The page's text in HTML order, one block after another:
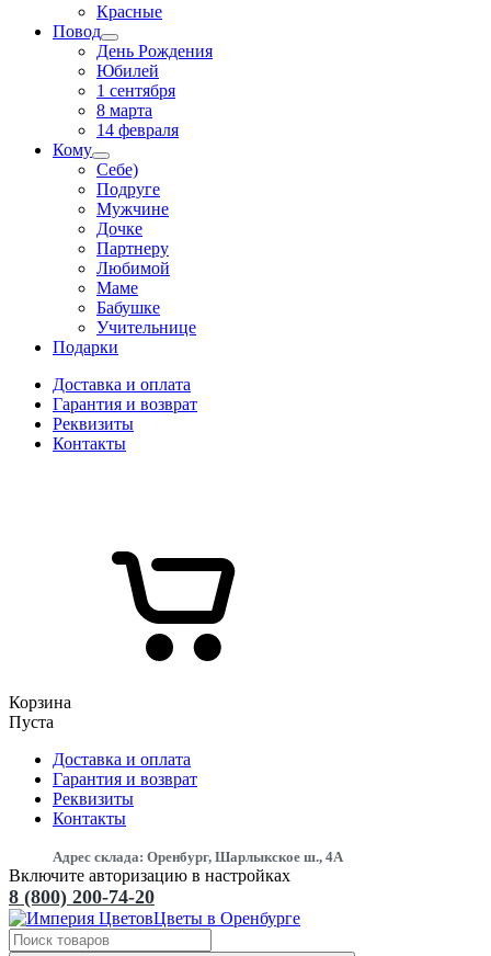
Красные
Повод
День Рождения
Юбилей
1 сентября
8 марта
14 февраля
Кому
Себе)
Подруге
Мужчине
Дочке
Партнеру
Любимой
Маме
Бабушке
Учительнице
Подарки
Доставка и оплата
Гарантия и возврат
Реквизиты
Контакты
Корзина
Пуста
Доставка и оплата
Гарантия и возврат
Реквизиты
Контакты
Адрес склада: Оренбург, Шарлыкское ш., 4А
Включите авторизацию в настройках
8 (800) 200-74-20
Цветы в Оренбурге